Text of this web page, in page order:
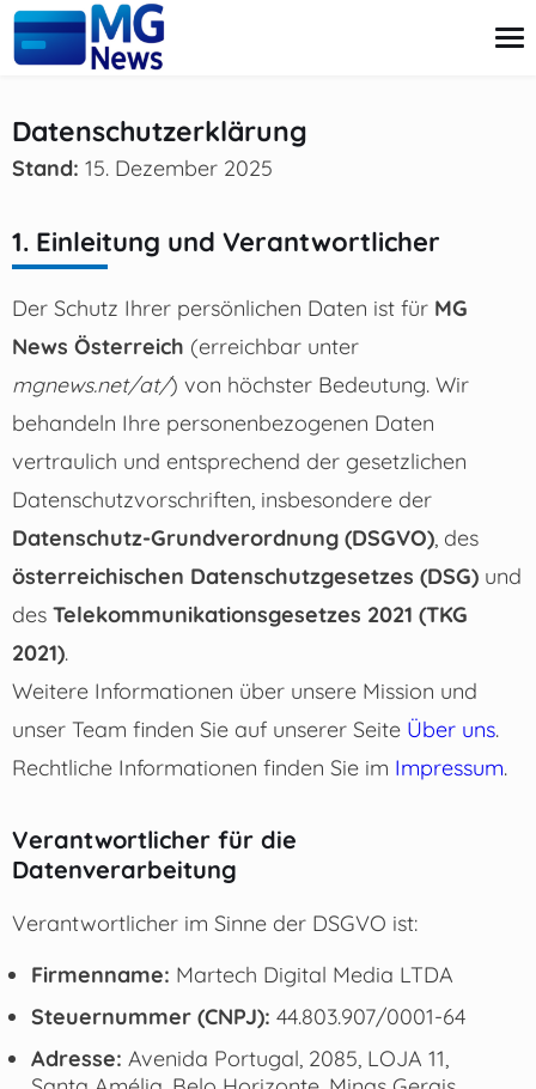
content
Kreditkarte
Investitionen
Private Finanzen
Datenschutzerklärung
Stand: 15. Dezember 2025
1. Einleitung und Verantwortlicher
Der Schutz Ihrer persönlichen Daten ist für MG
News Österreich (erreichbar unter
mgnews.net/at/) von höchster Bedeutung. Wir
behandeln Ihre personenbezogenen Daten
vertraulich und entsprechend der gesetzlichen
Datenschutzvorschriften, insbesondere der
Datenschutz-Grundverordnung (DSGVO), des
österreichischen Datenschutzgesetzes (DSG)und
des Telekommunikationsgesetzes 2021 (TKG
2021).
Weitere Informationen über unsere Mission und
unser Team finden Sie auf unserer Seite Über uns.
Rechtliche Informationen finden Sie im Impressum.
Verantwortlicher für die
Datenverarbeitung
Verantwortlicher im Sinne der DSGVO ist:
Firmenname: Martech Digital Media LTDA
Steuernummer (CNPJ): 44.803.907/0001-64
Adresse: Avenida Portugal, 2085, LOJA 11,